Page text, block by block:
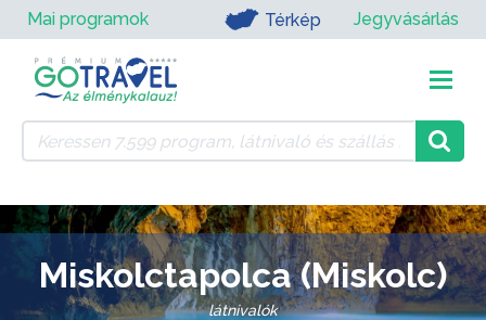
Mai programok Térkép Jegyvásárlás
Miskolctapolca (Miskolc)
látnivalók